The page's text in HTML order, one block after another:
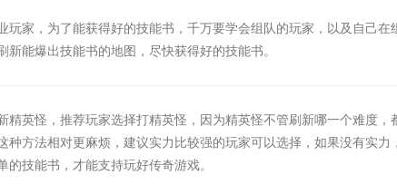
玩家，为了能获得好的技能书，千万要学会组队的玩家，以及自己在
新能爆出技能书的地图，尽快获得好的技能书。
精英怪，推荐玩家选择打精英怪，因为精英怪不管刷新哪一个难度，
种方法相对更麻烦，建议实力比较强的玩家可以选择，如果没有实
技能书，才能支持玩好传奇游戏。